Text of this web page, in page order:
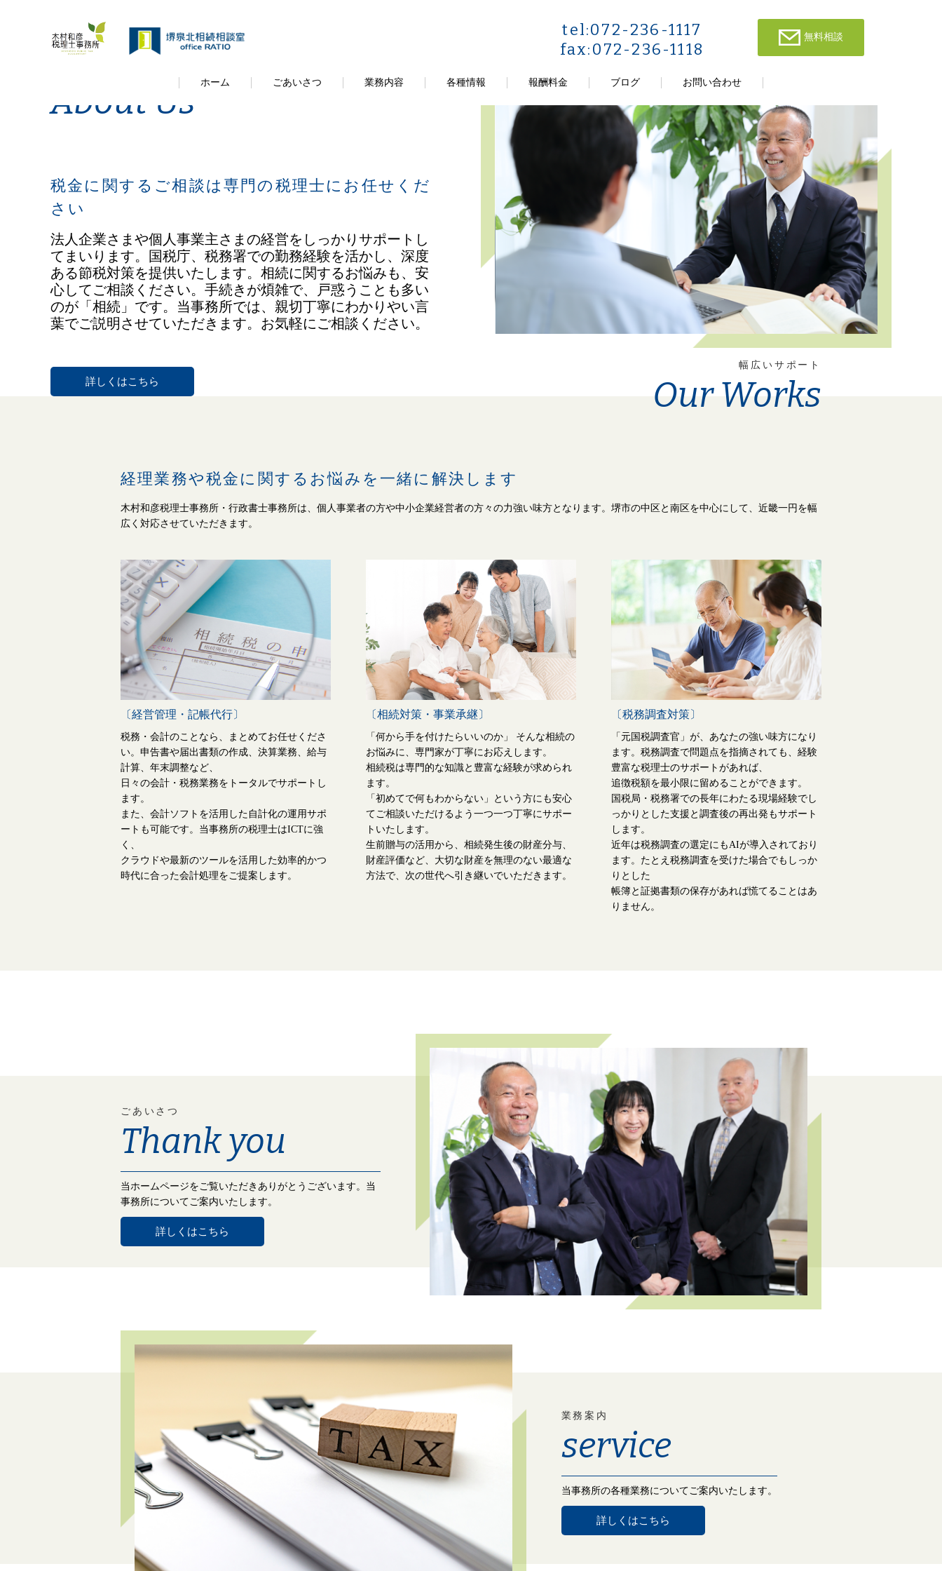
tel:072-236-1117
fax:072-236-1118
無料相談
ホーム ごあいさつ 業務内容 各種情報 報酬料金 ブログ お問い合わせ
About Us
税金に関するご相談は専門の税理士にお任せくだ
さい
法人企業さまや個人事業主さまの経営をしっかりサポートし
てまいります。国税庁、税務署での勤務経験を活かし、深度
ある節税対策を提供いたします。相続に関するお悩みも、安
心してご相談ください。手続きが煩雑で、戸惑うことも多い
のが「相続」です。当事務所では、親切丁寧にわかりやい言
葉でご説明させていただきます。お気軽にご相談ください。
詳しくはこちら
幅広いサポート
Our Works
経理業務や税金に関するお悩みを 一緒に解決します
木村和彦税理士事務所・行政書士事務所は、個人事業者の方や中小企業経営者の方々の力強い味方となります。堺市の中区と南区を中心にして、近畿一円を幅
広く対応させていただきます。
〔経営管理・記帳代行〕
税務・会計のことなら、まとめてお任せくださ
い。申告書や届出書類の作成、決算業務、給与
計算、年末調整など、
日々の会計・税務業務をトータルでサポートし
ます。
また、会計ソフトを活用した自計化の運用サポ
ートも可能です。当事務所の税理士はICTに​強
く、
クラウドや最新のツールを活用した効率的かつ
時代に合った会計処理をご提案します。
〔相続対策・事業承継〕
「何から手を付けたらいいのか」 そんな相続の
お悩みに、専門家が丁寧にお応えします。
相続税は専門的な知識と豊富な経験が求められ
ます​​​。
「初めてで何もわからない」という方にも安心
てご相談いただけるよう一つ一つ丁寧にサポー
トいたします。
生前贈与の活用から、相続発生後の財産分与、
財産評価など、大切な財産を無理のない最適な
方法で、次の世代へ引き継いでいただきます。
〔税務調査対策〕
「元国税調査官」が、あなたの強い味方になり
ます。税務調査で問題点を指摘されても、経験
豊富な税理士のサポートがあれば、
追徴税額を最小限に留めることができます。
​​​​国税局・税務署での長年にわたる現場経験でし
っかりとした支援と調査後の再出発もサポート
します。
近年は税務調査の選定にもAIが導入されており
ます。たとえ税務調査を受けた場合でもしっか
りとした
帳簿と証拠書類の保存があれば慌てることはあ
りません。
ごあいさつ
Thank you
当ホームページをご覧いただきありがとうございます。当
事務所についてご案内いたします。
詳しくはこちら
業務案内
service
当事務所の各種業務についてご案内いたします。
詳しくはこちら